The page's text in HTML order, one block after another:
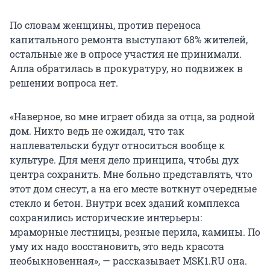
По словам женщины, против переноса
капитального ремонта выступают 68% жителей,
остальные же в опросе участия не принимали.
Алла обратилась в прокуратуру, но подвижек в
решении вопроса нет.
«Наверное, во мне играет обида за отца, за родной
дом. Никто ведь не ожидал, что так
наплевательски будут относиться вообще к
культуре. Для меня дело принципа, чтобы дух
центра сохранить. Мне больно представлять, что
этот дом снесут, а на его месте воткнут очередные
стекло и бетон. Внутри всех зданий комплекса
сохранились исторические интерьеры:
мраморные лестницы, резные перила, камины. По
уму их надо восстановить, это ведь красота
необыкновенная», — рассказывает MSK1.RU она.